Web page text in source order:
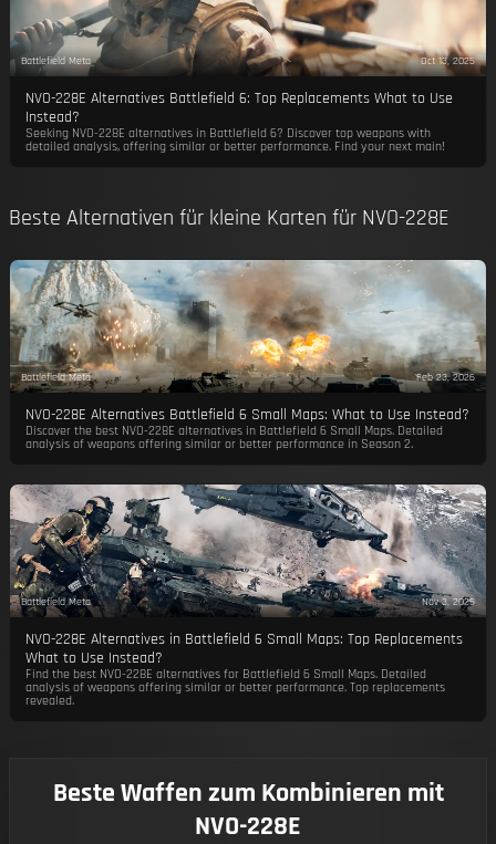
Battlefield Meta Oct 13, 2025
NVO-228E Alternatives Battlefield 6: Top Replacements What to Use
Instead?
Seeking NVO-228E alternatives in Battlefield 6? Discover top weapons with
detailed analysis, offering similar or better performance. Find your next main!
Beste Alternativen für kleine Karten für NVO-228E
Battlefield Meta Feb 23, 2026
NVO-228E Alternatives Battlefield 6 Small Maps: What to Use Instead?
Discover the best NVO-228E alternatives in Battlefield 6 Small Maps. Detailed
analysis of weapons offering similar or better performance in Season 2.
Battlefield Meta Nov 3, 2025
NVO-228E Alternatives in Battlefield 6 Small Maps: Top Replacements
What to Use Instead?
Find the best NVO-228E alternatives for Battlefield 6 Small Maps. Detailed
analysis of weapons offering similar or better performance. Top replacements
revealed.
Beste Waffen zum Kombinieren mit
NVO-228E